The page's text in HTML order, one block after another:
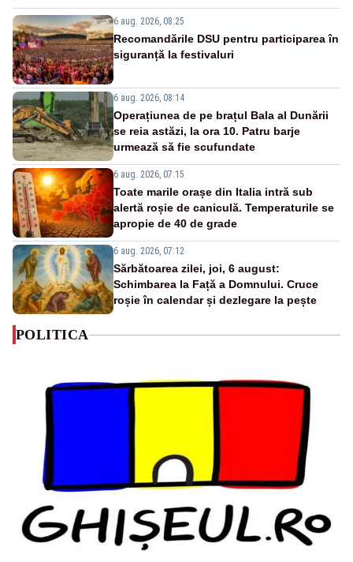
6 aug. 2026, 08:25
Recomandările DSU pentru participarea în
siguranță la festivaluri
6 aug. 2026, 08:14
Operațiunea de pe brațul Bala al Dunării
se reia astăzi, la ora 10. Patru barje
urmează să fie scufundate
6 aug. 2026, 07:15
Toate marile orașe din Italia intră sub
alertă roșie de caniculă. Temperaturile se
apropie de 40 de grade
6 aug. 2026, 07:12
Sărbătoarea zilei, joi, 6 august:
Schimbarea la Față a Domnului. Cruce
roșie în calendar și dezlegare la pește
POLITICA